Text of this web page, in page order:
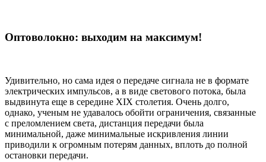
Оптоволокно: выходим на максимум!
Удивительно, но сама идея о передаче сигнала не в формате
электрических импульсов, а в виде светового потока, была
выдвинута еще в середине XIX столетия. Очень долго,
однако, ученым не удавалось обойти ограничения, связанные
с преломлением света, дистанция передачи была
минимальной, даже минимальные искривления линии
приводили к огромным потерям данных, вплоть до полной
остановки передачи.